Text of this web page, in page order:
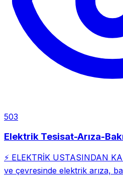
503
Elektrik Tesisat-Arıza-
⚡ ELEKTRİK USTASINDAN
ve çevresinde elektrik arıza,